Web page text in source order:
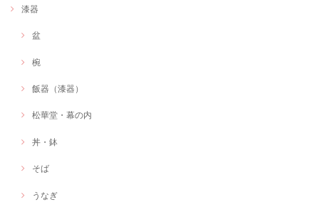
漆器
盆
椀
飯器（漆器）
松華堂・幕の内
丼・鉢
そば
うなぎ